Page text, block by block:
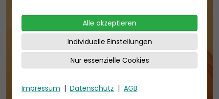
Alle akzeptieren
Individuelle Einstellungen
Nur essenzielle Cookies
Impressum | Datenschutz | AGB